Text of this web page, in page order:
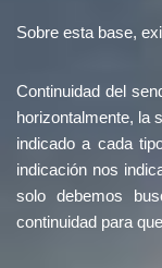
Sobre esta base,
Continuidad del
horizontalmente, la
indicado a cada
indicación nos
solo debemos
continuidad para